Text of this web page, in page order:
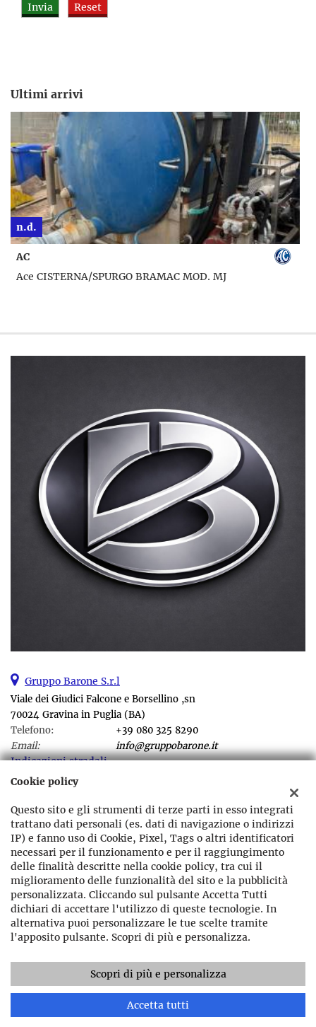
Ultimi arrivi
n.d.
AC
Ace CISTERNA/SPURGO BRAMAC MOD. MJ
Gruppo Barone S.r.l
Viale dei Giudici Falcone e Borsellino ,sn
70024 Gravina in Puglia (BA)
Telefono:
+39 080 325 8290
Email:
info@gruppobarone.it
Indicazioni stradali
Dati fiscali:
Gruppo Barone srl
Viale dei Giudici Falcone e Borsellino ,sn Gravina in Puglia (BA)
C.F/P.IVA: 07864400721
Registro delle imprese:BA
Copyright © 2026 GestionaleAuto.com S.r.l., Tutti i diritti
riservati -Leggi l'informativa sulla privacy-Cookie Policy
GestionaleAuto.com
Cookie policy
Questo sito e gli strumenti di terze parti in esso integrati
trattano dati personali (es. dati di navigazione o indirizzi
IP) e fanno uso di Cookie, Pixel, Tags o altri identificatori
necessari per il funzionamento e per il raggiungimento
delle finalità descritte nella cookie policy, tra cui il
miglioramento delle funzionalità del sito e la pubblicità
personalizzata. Cliccando sul pulsante Accetta Tutti
dichiari di accettare l'utilizzo di queste tecnologie. In
alternativa puoi personalizzare le tue scelte tramite
l'apposito pulsante. Scopri di più e personalizza.
Scopri di più e personalizza
Accetta tutti